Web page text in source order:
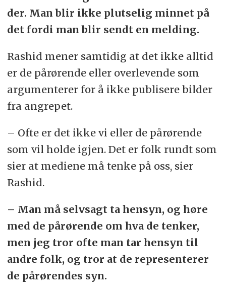
der. Man blir ikke plutselig minnet på
det fordi man blir sendt en melding.
Rashid mener samtidig at det ikke alltid
er de pårørende eller overlevende som
argumenterer for å ikke publisere bilder
fra angrepet.
– Ofte er det ikke vi eller de pårørende
som vil holde igjen. Det er folk rundt som
sier at mediene må tenke på oss, sier
Rashid.
– Man må selvsagt ta hensyn, og høre
med de pårørende om hva de tenker,
men jeg tror ofte man tar hensyn til
andre folk, og tror at de representerer
de pårørendes syn.